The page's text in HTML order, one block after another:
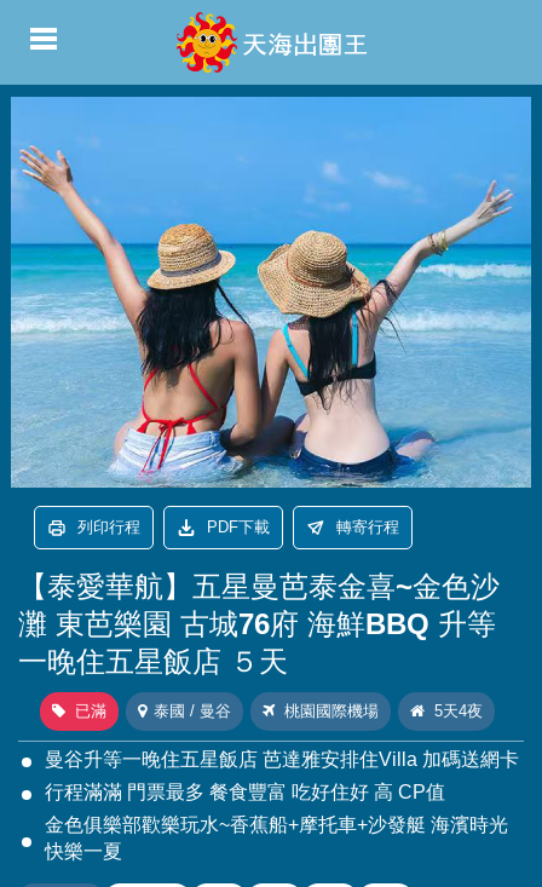
列印行程 PDF下載 轉寄行程
【泰愛華航】五星曼芭泰金喜~金色沙
灘 東芭樂園 古城76府 海鮮BBQ 升等
一晚住五星飯店 ５天
已滿 泰國 / 曼谷 桃園國際機場 5天4夜
曼谷升等一晚住五星飯店 芭達雅安排住Villa 加碼送網卡
行程滿滿 門票最多 餐食豐富 吃好住好 高 CP值
金色俱樂部歡樂玩水~香蕉船+摩托車+沙發艇 海濱時光
快樂一夏